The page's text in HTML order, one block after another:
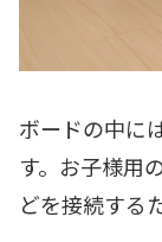
ボードの中に
す。お子様用
どを接続する